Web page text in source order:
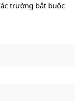
trường bắt buộc